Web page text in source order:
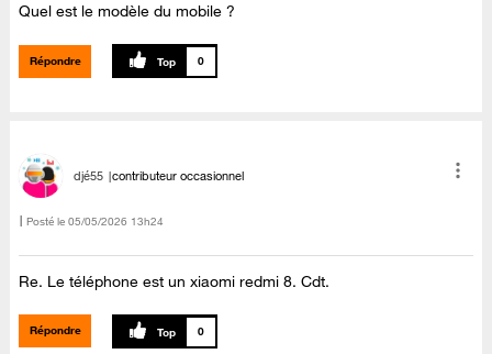
Quel est le modèle du mobile ?
Répondre 0
djé55 contributeur occasionnel
Posté le ‎05/05/2026 13h24
Re. Le téléphone est un xiaomi redmi 8. Cdt.
Répondre 0